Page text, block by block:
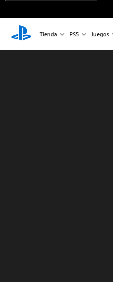
Tienda PS5 Juegos